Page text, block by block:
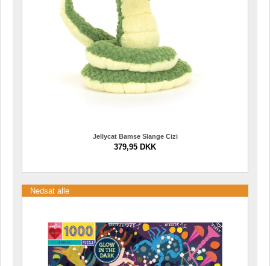
Jellycat Bamse Slange Cizi
379,95 DKK
Nedsat alle